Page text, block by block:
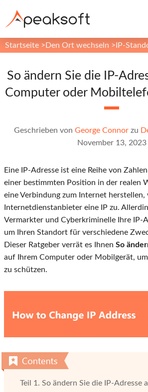
Startseite > Den Ort wechseln > IP-
So ändern Sie die IP-
Computer oder
Geschrieben von George Connorzu
November 13, 2023
Eine IP-Adresse ist eine Reihe von
einer bestimmten Position in der realen
eine Verbindung zum Internet herstellen,
Internetdienstanbieter eine IP zu.
Vermarkter und Cyberkriminelle Ihre IP-
um Ihren Standort für verschiedene
Dieser Ratgeber verrät es Ihnen So
auf Ihrem Computer oder Mobilgerät,
zu schützen.
Teil 1. So ändern Sie die IP-Adresse